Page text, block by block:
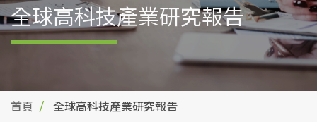
全球高科技產業研究報告
首頁 全球高科技產業研究報告